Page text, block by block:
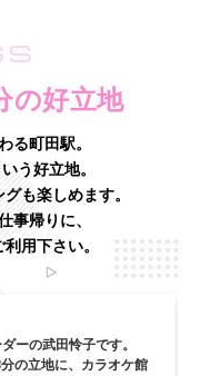
の好立地
る町田駅。
う好立地。
も楽しめます。
事帰りに、
用下さい。
ーの武田怜子です。
の立地に、カラオケ館